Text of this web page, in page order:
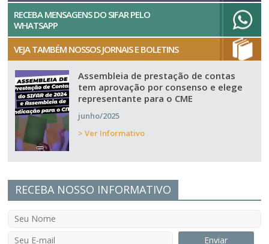
RECEBA MENSAGENS DO SIFAR PELO
WHATSAPP
VEJA TAMBÉM NOSSOS JORNAIS E BOLETINS
Assembleia de prestação de contas
tem aprovação por consenso e elege
representante para o CME
junho/2025
> Ver Informativo
RECEBA NOSSO INFORMATIVO